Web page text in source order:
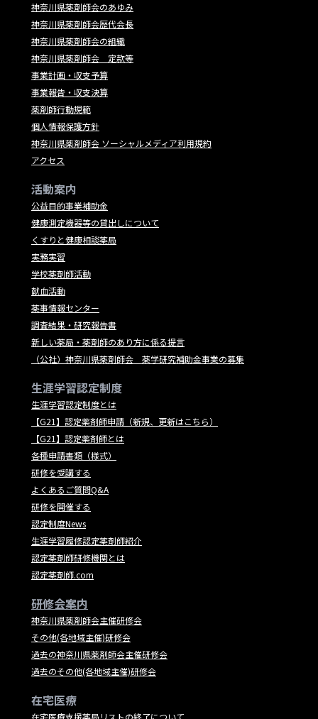
神奈川県薬剤師会のあゆみ
神奈川県薬剤師会歴代会長
神奈川県薬剤師会の組織
神奈川県薬剤師会 定款等
事業計画・収支予算
事業報告・収支決算
薬剤師行動規範
個人情報保護方針
神奈川県薬剤師会 ソーシャルメディア利用規約
アクセス
活動案内
公益目的事業補助金
健康測定機器等の貸出しについて
くすりと健康相談薬局
実務実習
学校薬剤師活動
献血活動
薬事情報センター
調査結果・研究報告書
新しい薬局・薬剤師のあり方に係る提言
（公社）神奈川県薬剤師会 薬学研究補助金事業の募集
生涯学習認定制度
生涯学習認定制度とは
【G21】認定薬剤師申請（新規、更新はこちら）
【G21】認定薬剤師とは
各種申請書類（様式）
研修を受講する
よくあるご質問Q&A
研修を開催する
認定制度News
生涯学習履修認定薬剤師紹介
認定薬剤師研修機関とは
認定薬剤師.com
研修会案内
神奈川県薬剤師会主催研修会
その他(各地域主催)研修会
過去の神奈川県薬剤師会主催研修会
過去のその他(各地域主催)研修会
在宅医療
在宅医療支援薬局リストの終了について